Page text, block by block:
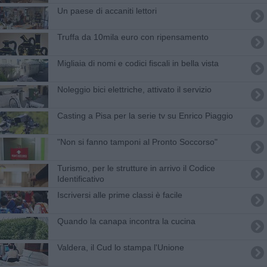
Un paese di accaniti lettori
Truffa da 10mila euro con ripensamento
Migliaia di nomi e codici fiscali in bella vista
Noleggio bici elettriche, attivato il servizio
Casting a Pisa per la serie tv su Enrico Piaggio
"Non si fanno tamponi al Pronto Soccorso"
Turismo, per le strutture in arrivo il Codice
Identificativo
Iscriversi alle prime classi è facile
Quando la canapa incontra la cucina
​Valdera, il Cud lo stampa l'Unione